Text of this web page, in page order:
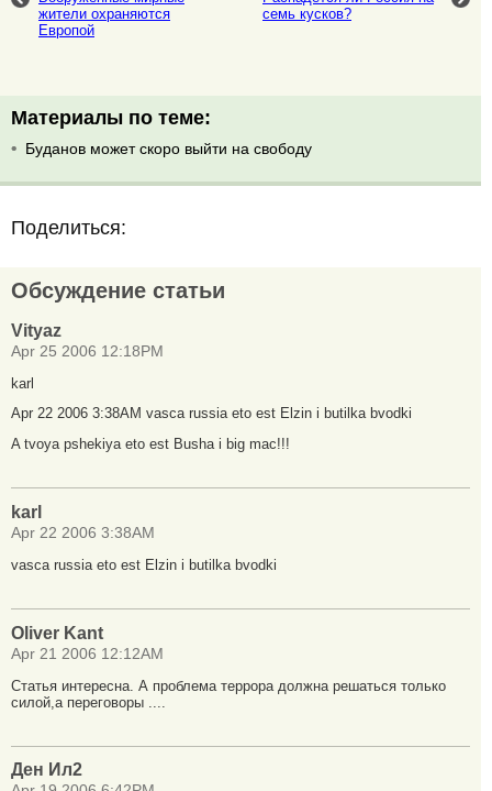
жители охраняются
Европой
семь кусков?
Материалы по теме:
Буданов может скоро выйти на свободу
Поделиться:
Обсуждение статьи
Vityaz
Apr 25 2006 12:18PM
karl
Apr 22 2006 3:38AM vasca russia eto est Elzin i butilka bvodki
A tvoya pshekiya eto est Busha i big mac!!!
karl
Apr 22 2006 3:38AM
vasca russia eto est Elzin i butilka bvodki
Oliver Kant
Apr 21 2006 12:12AM
Статья интересна. А проблема террора должна решаться только
силой,а переговоры ....
Ден Ил2